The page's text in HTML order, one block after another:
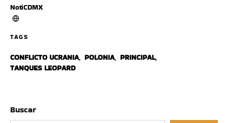
NotiCDMX
TAGS
CONFLICTO UCRANIA, POLONIA, PRINCIPAL,
TANQUES LEOPARD
Buscar